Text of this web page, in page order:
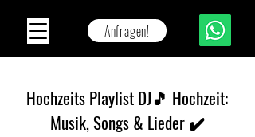
Anfragen!
Hochzeits Playlist DJ🎵 Hochzeit:
Musik, Songs & Lieder ✔️